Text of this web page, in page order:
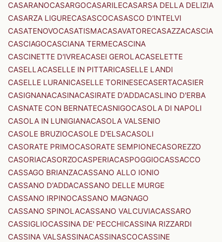
CASARANOCASARGOCASARILECASARSA DELLA DELIZIA
CASARZA LIGURECASASCOCASASCO D'INTELVI
CASATENOVOCASATISMACASAVATORECASAZZACASCIA
CASCIAGOCASCIANA TERMECASCINA
CASCINETTE D'IVREACASEI GEROLACASELETTE
CASELLACASELLE IN PITTARICASELLE LANDI
CASELLE LURANICASELLE TORINESECASERTACASIER
CASIGNANACASINACASIRATE D'ADDACASLINO D'ERBA
CASNATE CON BERNATECASNIGOCASOLA DI NAPOLI
CASOLA IN LUNIGIANACASOLA VALSENIO
CASOLE BRUZIOCASOLE D'ELSACASOLI
CASORATE PRIMOCASORATE SEMPIONECASOREZZO
CASORIACASORZOCASPERIACASPOGGIOCASSACCO
CASSAGO BRIANZACASSANO ALLO IONIO
CASSANO D'ADDACASSANO DELLE MURGE
CASSANO IRPINOCASSANO MAGNAGO
CASSANO SPINOLACASSANO VALCUVIACASSARO
CASSIGLIOCASSINA DE' PECCHICASSINA RIZZARDI
CASSINA VALSASSINACASSINASCOCASSINE